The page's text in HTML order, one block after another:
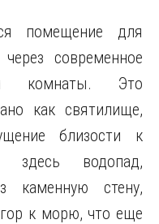
помещение для
современное
комнаты. Это
как святилище,
близости к
здесь водопад,
каменную стену,
к морю, что еще